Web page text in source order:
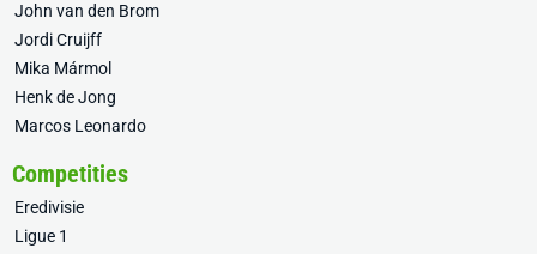
John van den Brom
Jordi Cruijff
Mika Mármol
Henk de Jong
Marcos Leonardo
Competities
Eredivisie
Ligue 1